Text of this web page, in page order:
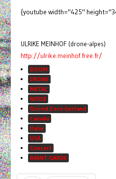
{youtube width="425"
ULRIKE MEINHOF (drone-alpes)
http://ulrike.meinhof.free.fr/
DOOM
DRONE
METAL
NOISE
Grrrnd Zero Gerland
Canada
Italie
USA
Concert
AVANT-GARDE